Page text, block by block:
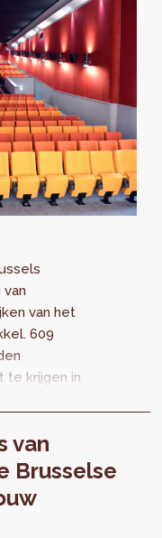
van het
609
te krijgen in
van
Brusselse